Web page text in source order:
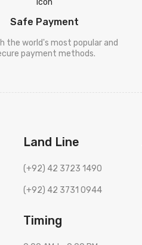
Safe Payment
the world's most popular and
payment methods.
Land Line
(+92) 42 3723 1490
(+92) 42 3731 0944
Timing